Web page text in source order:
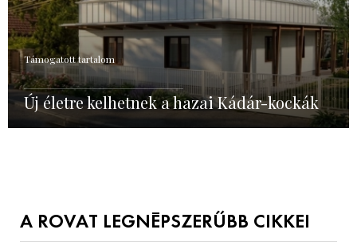
Támogatott tartalom
Új életre kelhetnek a hazai Kádár-kockák
A ROVAT LEGNÉPSZERŰBB CIKKEI